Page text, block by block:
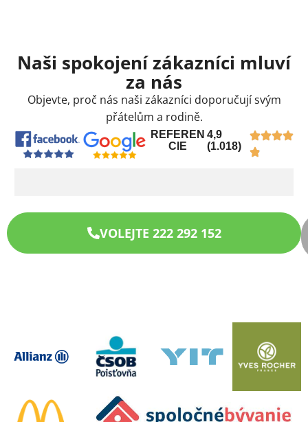
Naši spokojení zákazníci mluví
za nás
Objevte, proč nás naši zákazníci doporučují svým
přátelům a rodině.
REFEREN
CIE
4,9
(1.018)
VOLEJTE 222 292 152